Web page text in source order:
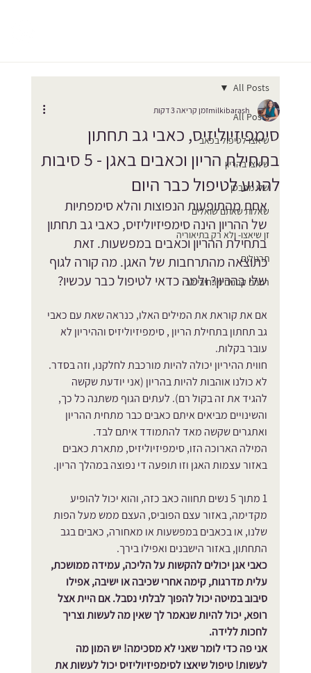
All Posts
שיאצו לטיפול בכאב
שיאצו בהריון
שלי מהבטן
שאלות שאתם שואלים
זן שיאצו- ולא רק בתיאוריה
תרגילים
רגעים קטנים מרחיבי לב
All Posts
סימפיזיוליזיס, כאבי גב תחתון
בתחילת הריון וכאבים באגן - 5 סיבות
להגיע לטיפול כבר היום
milkibarashזמן קריאה 3 דקות
אחת מהתופעות הנפוצות והלא סימפתיות
של ההריון הינה סימפיזיוליזיס, כאבי גב תחתון
בתחילת ההריון וכאבים במפשעות. זאת
כתוצאה מהתרחבות של האגן. מה קורה לגוף
שלי בהריון? ולמה כדאי לטיפול כבר עכשיו?
אם את קוראת את המילים האלו, כנראה שאת עם כאבי
גב תחתון בתחילת הריון , סימפיזיוליזיס וההיריון לא
עובר בקלות.
חווית ההיריון יכולה להיות מורכבת לחלקנו, וזה בסדר.
לא כולנו אוהבות להיות בהריון (אני יודעת שקשה
להגיד את זה בקול רם). לעתים הגוף משתנה כל כך,
והשינויים מביאים איתם כאבים כבר מתחית ההריון
ואתגרים שקשה מאד להתמודד איתם לבד.
המילה הארוכה הזו, סימפיזיוליזיס, מתארת כאבים
באזור עצמות האגן וזו תופעה די נפוצה במהלך הריון.
1 מתוך 5 נשים תחווה כאב כזה, והוא יכול להופיע
מקדימה, באזור עצם הפוביס, העצם ממש מעל הפות
שלנו, או בכאבים במפשעות או מאחורה, כאבים בגב
התחתון, באזור הישבנים ואפילו בירך.
כאבי אגן יכולים להקשות על הליכה, עמידה ממושכת,
עלית מדרגות, קימה אחרי שכיבה או ישיבה, אפילו
סיבוב במיטה יכול להפוך לבלתי נסבל. אם היית אצל
רופא, יכול להיות שנאמר לך שאין מה לעשות וצריך
לחכות ללידה.
אני פה כדי לומר שאני לא מסכימה! יש המון מה
לעשות! טיפול שיאצו לסימפיזיוליזיס יכול לעשות את